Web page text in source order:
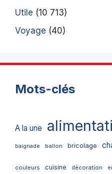
Utile (10 713)
Voyage (40)
Mots-clés
A la une
baignade ballon bricolage
couleurs cuisine décoration